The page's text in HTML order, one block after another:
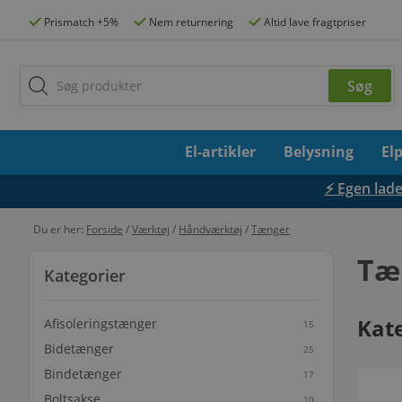
Prismatch +5% Nem returnering Altid lave fragtpriser
El-artikler Belysning
⚡ Egen
Du er her: Forside /Værktøj / Håndværktøj /Tænger
Kategorier
Afisoleringstænger 15
Bidetænger 25
Bindetænger 17
10